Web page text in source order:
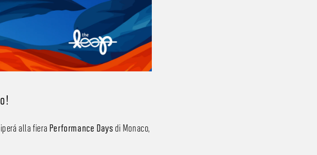
alla fiera Performance Days di Monaco,